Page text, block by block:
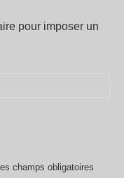
pour imposer un
champs obligatoires